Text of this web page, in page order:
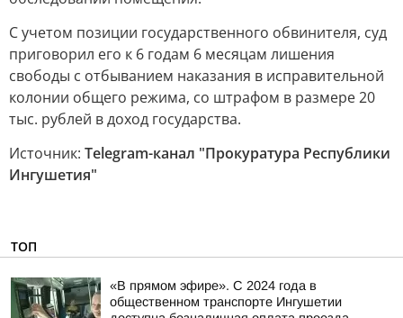
С учетом позиции государственного обвинителя, суд
приговорил его к 6 годам 6 месяцам лишения
свободы с отбыванием наказания в исправительной
колонии общего режима, со штрафом в размере 20
тыс. рублей в доход государства.
Источник: Telegram-канал "Прокуратура Республики
Ингушетия"
ТОП
«В прямом эфире». С 2024 года в
общественном транспорте Ингушетии